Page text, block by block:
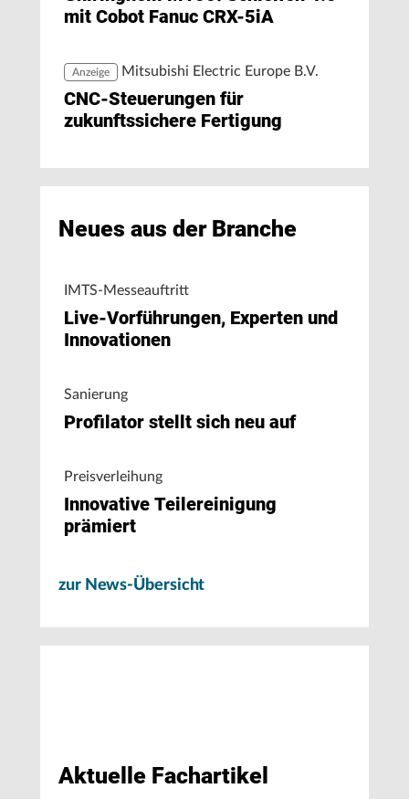
mit Cobot Fanuc CRX-5iA
Anzeige Mitsubishi Electric Europe B.V.
CNC-Steuerungen für
zukunftssichere Fertigung
Neues aus der Branche
IMTS-Messeauftritt
Live-Vorführungen, Experten und
Innovationen
Sanierung
Profilator stellt sich neu auf
Preisverleihung
Innovative Teilereinigung
prämiert
zur News-Übersicht
Aktuelle Fachartikel